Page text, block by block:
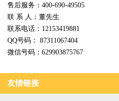
售后服务：400-690-49505
联 系 人：董先生
联系电话：12153419881
QQ号码： 87311067404
微信号码：629903875767
友情链接